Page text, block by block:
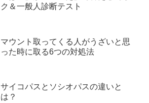
ク＆一般人診断テスト
マウント取ってくる人がうざいと思
った時に取る6つの対処法
サイコパスとソシオパスの違いと
は？